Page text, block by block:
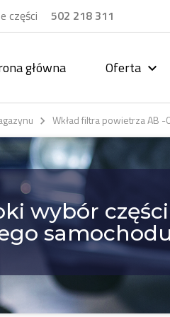
części 502 218 311
główna Oferta 
 Wkład filtra powietrza AB -
wybór
samochodu